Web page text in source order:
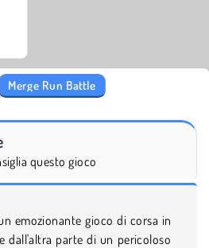
Merge Run Battle
questo gioco
emozionante gioco di corsa in
dall'altra parte di un pericoloso